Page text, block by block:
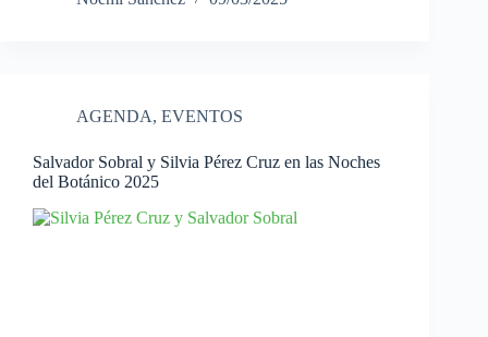
AGENDA, EVENTOS
Salvador Sobral y Silvia Pérez Cruz en las Noches
del Botánico 2025